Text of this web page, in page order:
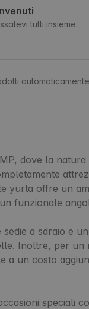
tutti insieme.
dove la
yurta offre un
funzionale
a sdraio e
Inoltre, per un
a un costo
speciali